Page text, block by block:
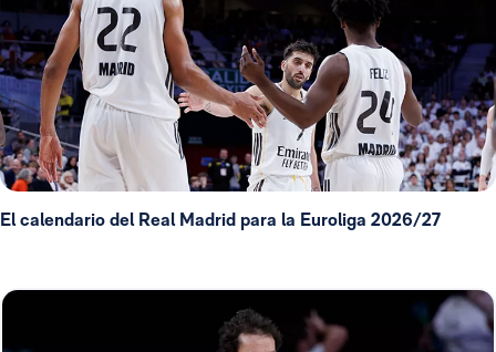
El calendario del Real Madrid para la Euroliga 2026/27